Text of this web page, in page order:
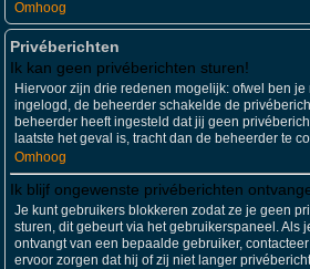
Omhoog
Privéberichten
Ik kan geen privéberichten sturen!
Hiervoor zijn drie redenen mogelijk: ofwel ben
ingelogd, de beheerder schakelde de
beheerder heeft ingesteld dat jij geen
laatste het geval is, tracht dan de beheerder te
Omhoog
Ik blijf ongewenste privéberichten
Je kunt gebruikers blokkeren zodat ze je geen
sturen, dit gebeurt via het gebruikerspaneel. Als
ontvangt van een bepaalde gebruiker,
ervoor zorgen dat hij of zij niet langer